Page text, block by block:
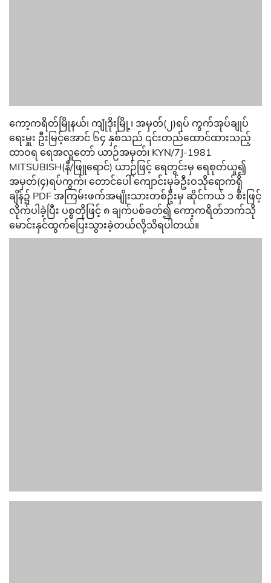
ကော့ကရိတ်မြိုနယ်၊ ကျုံဒိုးမြို့၊ အမှတ်(၂)ရပ် ကွက်အုပ်ချုပ်
ရေးမှူး ဦးမြင့်အောင် ၆၄ နှစ်သည် ၎င်းတည်ထောင်ထားသည့်
ထာဝရ ရေအလှူတော် ယာဉ်အမှတ်၊ KYN/7J-1981
MITSUBISH(နီ/ဖြူရောင်) ယာဉ်ဖြင့် ရေတွင်းမှ ရေစုတ်ယူ၍
အမှတ်(၄)ရပ်ကွက်၊ တောင်ပေါ် ကျောင်းမုခ်ဦးဝသိုရောက်ရှိ
ချိန်၌ PDF အကြမ်းဖက်အမျိုးသားတစ်ဦးမှ ဆိုင်ကယ် ၁ စီးဖြင့်
လိုက်ပါခဲ့ပြီး ပစ္စတိုဖြင့် ၈ ချက်ပစ်ခတ်၍ ကော့ကရိတ်ဘက်သို
မောင်းနှင်ထွက်ပြေးသွားခဲ့တယ်လို့သိရပါတယ်။